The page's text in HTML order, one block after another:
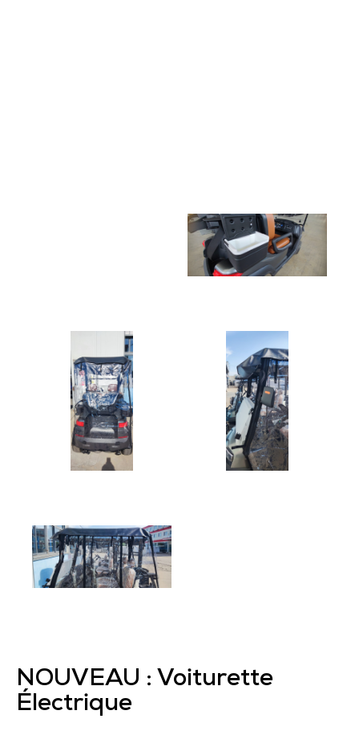
NOUVEAU : Voiturette
Électrique